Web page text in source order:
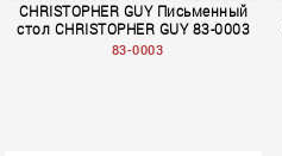
CHRISTOPHER GUY Письменный
стол CHRISTOPHER GUY 83-0003
83-0003